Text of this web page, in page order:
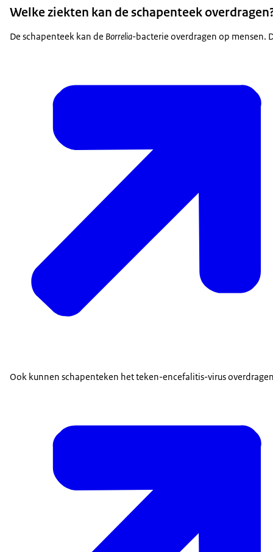
Welke ziekten kan de schapenteek
De schapenteek kan de Borrelia-bacterie overdragen op mensen.
Ook kunnen schapenteken het teken-encefalitis-virus